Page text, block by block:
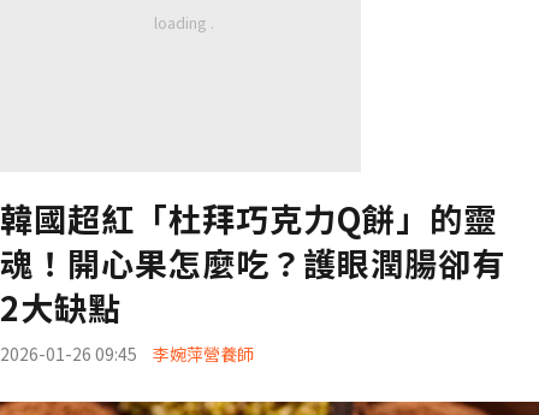
韓國超紅「杜拜巧克力Q餅」的靈
魂！開心果怎麼吃？護眼潤腸卻有
2大缺點
2026-01-26 09:45 李婉萍營養師